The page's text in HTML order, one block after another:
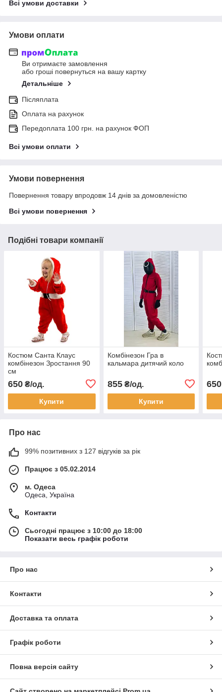
Всі умови доставки
Умови оплати
Ви отримаєте замовлення
або гроші повернуться на вашу картку
Детальніше
Післяплата
Оплата на рахунок
Передоплата 100 грн. на рахунок ФОП
Всі умови оплати
Умови повернення
Повернення товару впродовж 14 днів за домовленістю
Всі умови повернення
Подібні товари компанії
Костюм Санта Клаус
комбінезон Зростання 90
см
650 ₴/од.
Купити
Комбінезон Гра в
кальмара дитячий коло
855₴/од.
Купити
650
Про нас
99% позитивних з 127 відгуків за рік
Працює з 05.02.2014
м. Одеса
Одеса, Україна
Контакти
Сьогодні працює з 10:00 до 18:00
Показати весь графік роботи
Про нас
Контакти
Доставка та оплата
Графік роботи
Повна версія сайту